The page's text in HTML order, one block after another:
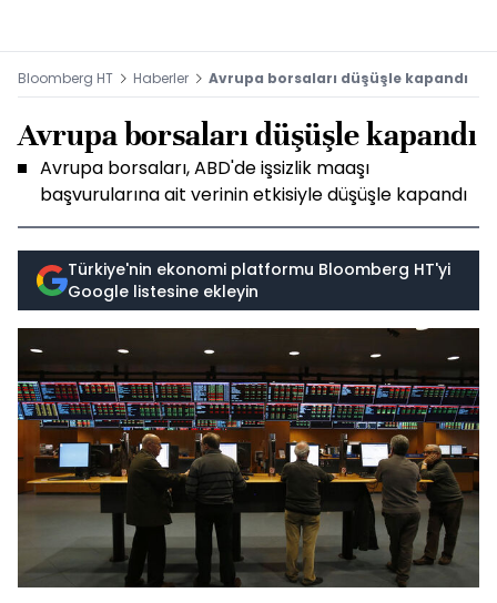
Bloomberg HT Haberler Avrupa borsaları düşüşle kapandı
Avrupa borsaları düşüşle kapandı
Avrupa borsaları, ABD'de işsizlik maaşı
başvurularına ait verinin etkisiyle düşüşle kapandı
Türkiye'nin ekonomi platformu Bloomberg HT'yi
Google listesine ekleyin